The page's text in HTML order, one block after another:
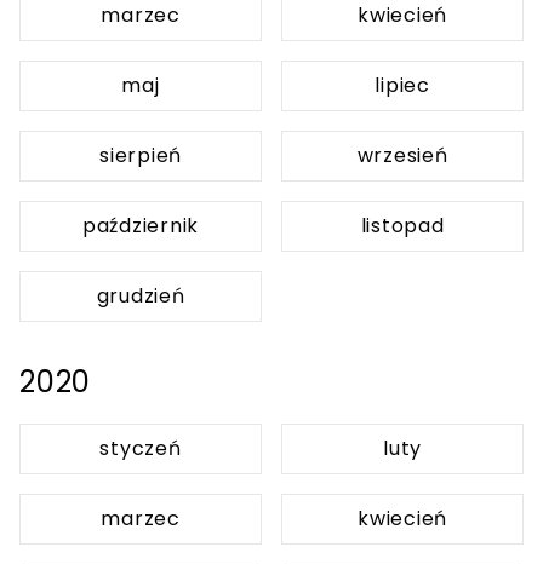
marzec kwiecień
maj lipiec
sierpień wrzesień
październik listopad
grudzień
2020
styczeń luty
marzec kwiecień